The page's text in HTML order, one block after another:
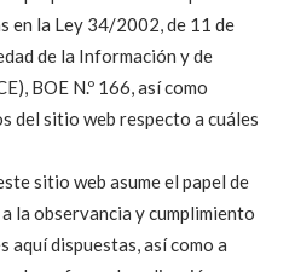
en la Ley 34/2002, de 11 de
de la Información y de
BOE N.º 166, así como
del sitio web respecto a cuáles
sitio web asume el papel de
la observancia y cumplimiento
aquí dispuestas, así como a